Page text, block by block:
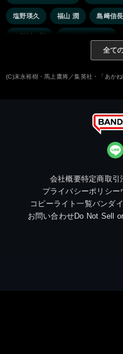
塩野瑛久 福山 潤 島﨑信長
山下誠一郎
全て
(C)末永裕樹・馬上鷹将／集英社・「あか
会社概要特定商取引
プライバシーポリシー
コピーライト一覧バンダ
お問い合わせDo Not Sell